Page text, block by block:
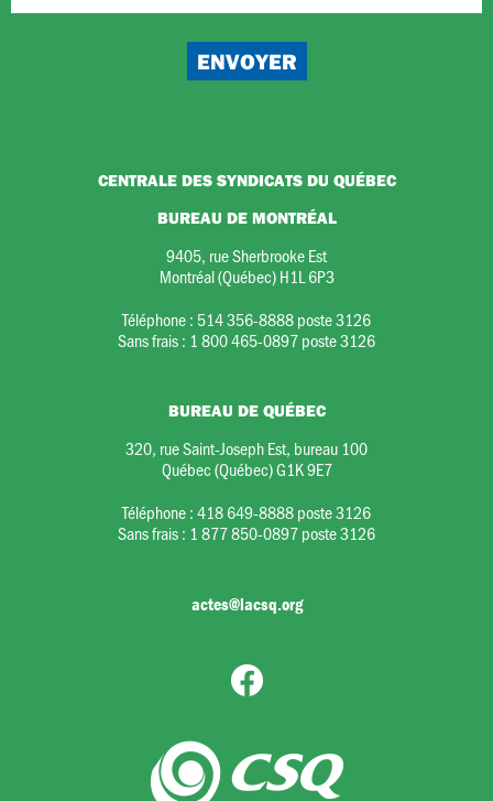
CENTRALE DES SYNDICATS DU QUÉBEC
BUREAU DE MONTRÉAL
9405, rue Sherbrooke Est
Montréal (Québec) H1L 6P3
Téléphone : 514 356-8888 poste 3126
Sans frais : 1 800 465-0897 poste 3126
BUREAU DE QUÉBEC
320, rue Saint-Joseph Est, bureau 100
Québec (Québec) G1K 9E7
Téléphone :418 649-8888 poste 3126
Sans frais : 1 877 850-0897 poste 3126
actes@lacsq.org